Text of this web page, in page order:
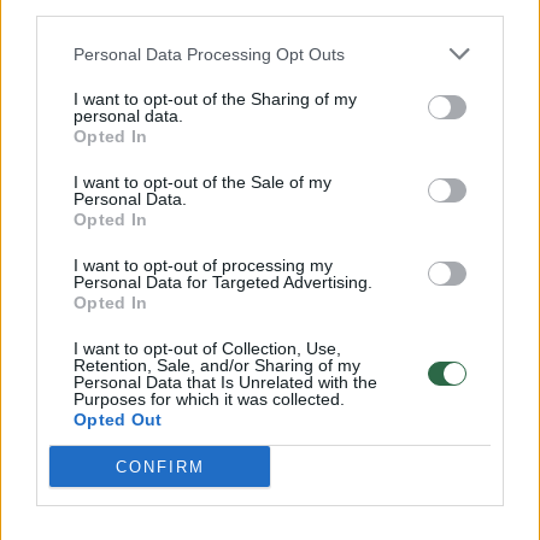
Personal Data Processing Opt Outs
I want to opt-out of the Sharing of my
personal data.
Opted In
I want to opt-out of the Sale of my
Personal Data.
Opted In
I want to opt-out of processing my
Personal Data for Targeted Advertising.
Opted In
I want to opt-out of Collection, Use,
Retention, Sale, and/or Sharing of my
Personal Data that Is Unrelated with the
Purposes for which it was collected.
Opted Out
CONFIRM
32 laipsnių šilumos
Žinios | Orai
Nufilmavo, kaip patvino Vilniaus Vakarinis aplinkkelis:
vaizdas pribloškia
Žinios | Lietuvos diena
00:00:55
Avarija Vilniuje: į stotelę įsirėžęs automobilis sužalojo
Žinios | Lietuvos diena
Visi įrašai